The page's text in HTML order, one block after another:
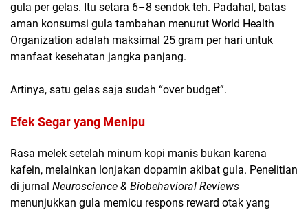
gula per gelas. Itu setara 6–8 sendok teh. Padahal, batas
aman konsumsi gula tambahan menurut World Health
Organization adalah maksimal 25 gram per hari untuk
manfaat kesehatan jangka panjang.
Artinya, satu gelas saja sudah “over budget”.
Efek Segar yang Menipu
Rasa melek setelah minum kopi manis bukan karena
kafein, melainkan lonjakan dopamin akibat gula. Penelitian
di jurnal Neuroscience & Biobehavioral Reviews
menunjukkan gula memicu respons reward otak yang